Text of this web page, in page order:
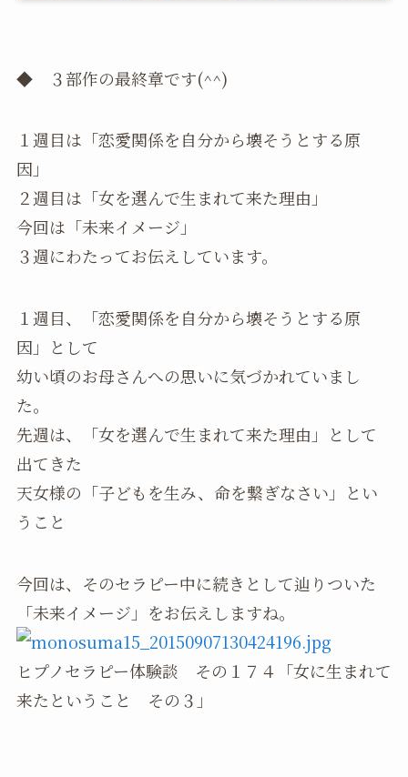
◆ ３部作の最終章です(^^)
１週目は「恋愛関係を自分から壊そうとする原
因」
２週目は「女を選んで生まれて来た理由」
今回は「未来イメージ」
３週にわたってお伝えしています。
１週目、「恋愛関係を自分から壊そうとする原
因」として
幼い頃のお母さんへの思いに気づかれていまし
た。
先週は、「女を選んで生まれて来た理由」として
出てきた
天女様の「子どもを生み、命を繋ぎなさい」とい
うこと
今回は、そのセラピー中に続きとして辿りついた
「未来イメージ」をお伝えしますね。
ヒプノセラピー体験談 その１７４「女に生まれて
来たということ その３」